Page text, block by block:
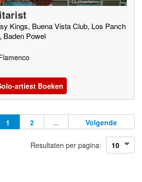
Kings, Buena Vista Club, Los Panch
Baden Powel
artiest Boeken
1 2 ... Volgende
Resultaten per pagina: